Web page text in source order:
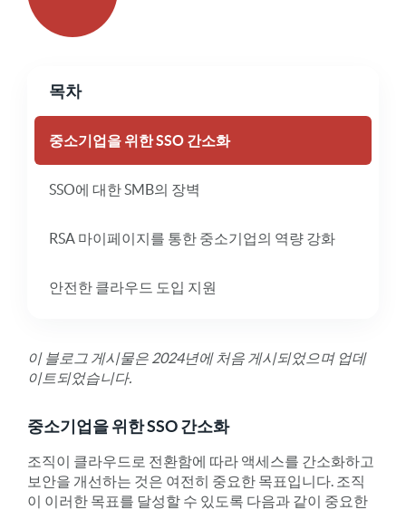
목차
중소기업을 위한 SSO 간소화
SSO에 대한 SMB의 장벽
RSA 마이페이지를 통한 중소기업의 역량 강화
안전한 클라우드 도입 지원
이 블로그 게시물은 2024년에 처음 게시되었으며 업데
이트되었습니다.
중소기업을 위한 SSO 간소화
조직이 클라우드로 전환함에 따라 액세스를 간소화하고
보안을 개선하는 것은 여전히 중요한 목표입니다. 조직
이 이러한 목표를 달성할 수 있도록 다음과 같이 중요한